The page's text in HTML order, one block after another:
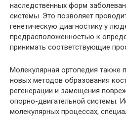
наследственных форм
системы. Это позволяет
генетическую диагностику у
предрасположенностью к
принимать соответствующие
Молекулярная ортопедия также
новых методов образования
регенерации и замещения
опорно-двигательной системы.
молекулярных процессах,